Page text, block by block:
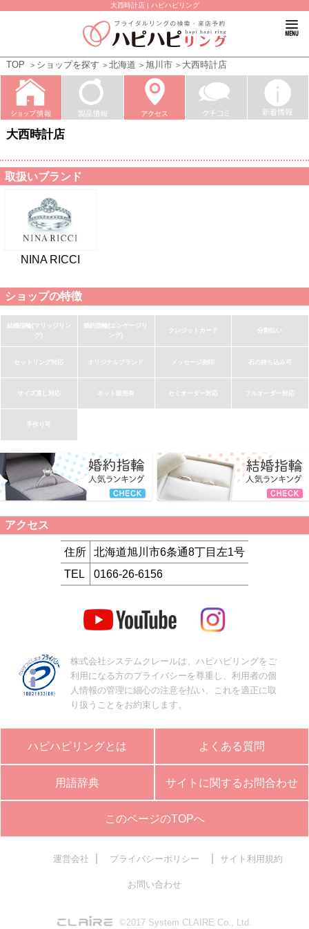
大西時計店 | ハピハピリング
TOP ショップを探す 北海道 旭川市 大西時計店
大西時計店
取扱いブランド
NINA RICCI
ショップの特徴
結婚指輪(マリッジリン
グ)
婚約指輪(エンゲージリ
ング)
クレジットカード 分割払い
セットリング対応 オリジナルブランド メッセージ刻印 石の持ち込み可
サイズ直し対応 ネット販売有 セミオーダー対応 フルオーダー対応
手作り可
アクセス
住所
北海道旭川市6条通8丁目左1号
TEL
0166-26-6156
株式会社システムクレールは、ハピハピリングをご
利用になる方のプライバシーを尊重し、利用者の個
人情報の管理に細心の注意を払い、これを適正に取
り扱うことをお約束します。
ハピハピリングとは よくある質問
用語辞典 サイトに関するお問合わせ
このページのTOPへ
運営会社 プライバシーポリシー サイト利用規約
お問い合わせ
©2017 System CLAIRE Co., Ltd.